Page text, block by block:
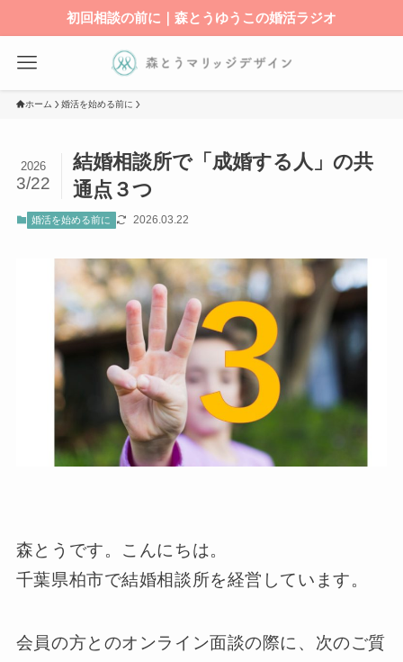
初回相談の前に｜森とうゆうこの婚活ラジオ
ホーム 婚活を始める前に
結婚相談所で「成婚する人」の共
通点３つ
2026
3/22
婚活を始める前に 2026.03.22
森とうです。こんにちは。
千葉県柏市で結婚相談所を経営しています。
会員の方とのオンライン面談の際に、次のご質